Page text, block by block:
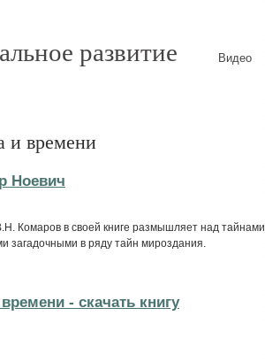
развитие Видео
и времени
Ноевич
Комаров в своей книге размышляет над тайнами
загадочными в ряду тайн мироздания.
- cкачать книгу